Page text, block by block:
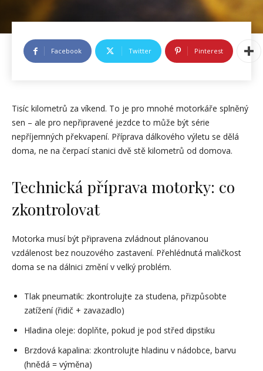
Facebook Twitter Pinterest
Tisíc kilometrů za víkend. To je pro mnohé motorkáře splněný
sen – ale pro nepřipravené jezdce to může být série
nepříjemných překvapení. Příprava dálkového výletu se dělá
doma, ne na čerpací stanici dvě stě kilometrů od domova.
Technická příprava motorky: co
zkontrolovat
Motorka musí být připravena zvládnout plánovanou
vzdálenost bez nouzového zastavení. Přehlédnutá maličkost
doma se na dálnici změní v velký problém.
Tlak pneumatik: zkontrolujte za studena, přizpůsobte
zatížení (řidič + zavazadlo)
Hladina oleje: doplňte, pokud je pod střed dipstiku
Brzdová kapalina: zkontrolujte hladinu v nádobce, barvu
(hnědá = výměna)